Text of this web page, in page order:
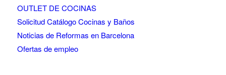
OUTLET DE COCINAS
Solicitud Catálogo Cocinas y Baños
Noticias de Reformas en Barcelona
Ofertas de empleo